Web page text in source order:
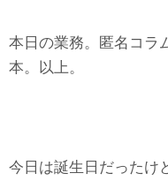
本日の業務。匿名コラ
本。以上。
今日は誕生日だったけ